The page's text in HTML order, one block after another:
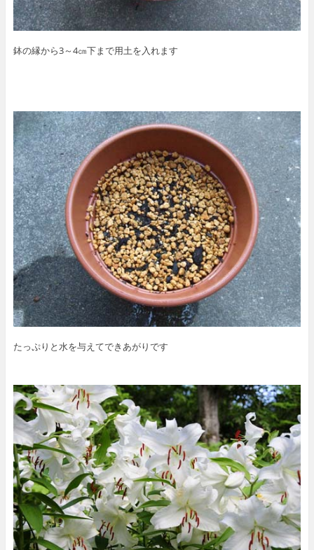
鉢の縁から3～4㎝下まで用土を入れます
たっぷりと水を与えてできあがりです